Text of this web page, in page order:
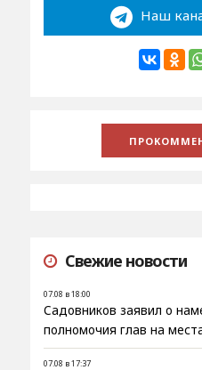
Наш
Свежие новости
07.08 в 18:00
Садовников заявил о
полномочия глав на
07.08 в 17:37